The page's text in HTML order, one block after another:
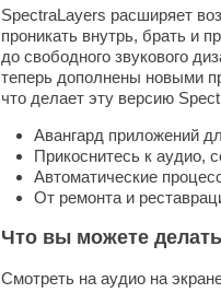
SpectraLayers расширяет
проникать внутрь, брать и
до свободного звукового
теперь дополнены новыми
что делает эту версию
Авангард приложений
Прикоснитесь к аудио,
Автоматические
От ремонта и
Что вы можете
Смотреть на аудио на